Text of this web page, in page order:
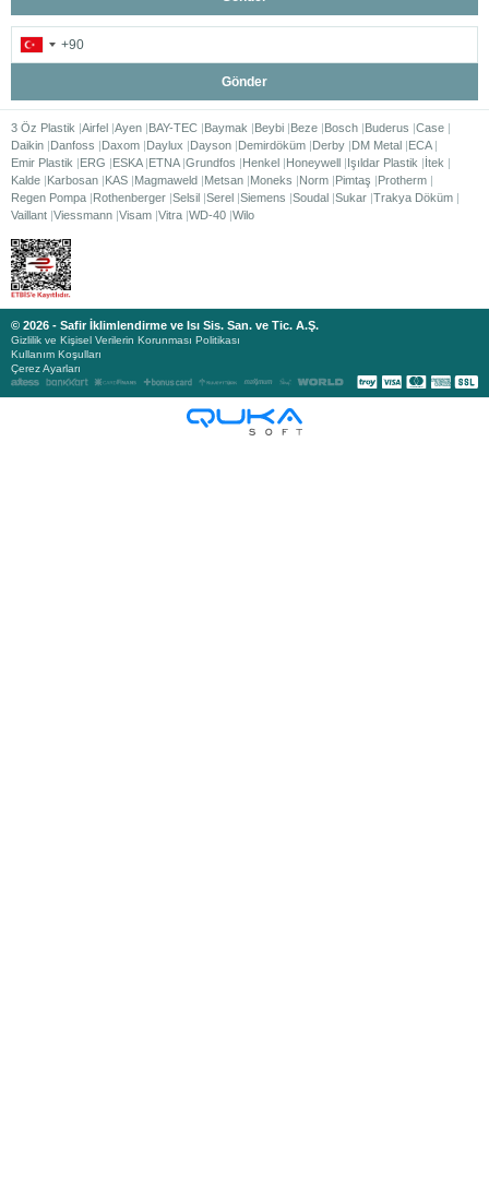
Gönder
3 Öz Plastik Airfel Ayen BAY-TEC Baymak Beybi Beze Bosch Buderus Case
Daikin Danfoss Daxom Daylux Dayson Demirdöküm Derby DM Metal ECA
Emir Plastik
ERG ESKA ETNA Grundfos Henkel Honeywell Işıldar Plastik
İtek
Kalde Karbosan KAS Magmaweld Metsan Moneks Norm Pimtaş
Protherm
Regen Pompa Rothenberger Selsil Serel Siemens Soudal Sukar Trakya Döküm
Vaillant Viessmann Visam Vitra WD-40 Wilo
© 2026 - Safir İklimlendirme ve Isı Sis. San. ve Tic. A.Ş.
Gizlilik ve Kişisel Verilerin Korunması Politikası
Kullanım Koşulları
Çerez Ayarları